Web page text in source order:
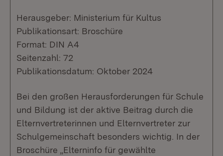
Herausgeber: Ministerium für Kultus
Publikationsart: Broschüre
Format: DIN A4
Seitenzahl: 72
Publikationsdatum: Oktober 2024
Bei den großen Herausforderungen für Schule
und Bildung ist der aktive Beitrag durch die
Elternvertreterinnen und Elternvertreter zur
Schulgemeinschaft besonders wichtig. In der
Broschüre „Elterninfo für gewählte